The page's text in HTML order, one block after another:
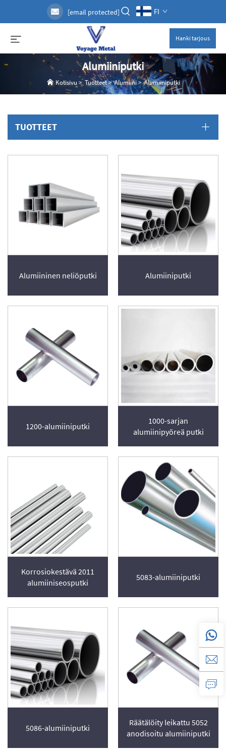
[email protected] FI
Hanki tarjous
Alumiiniputki
Kotisivu >Tuotteet>Alumiini>Alumiiniputki
TUOTTEET
Alumiininen neliöputki Alumiiniputki
1200-alumiiniputki
1000-sarjan
alumiinipyöreä putki
Korrosiokestävä 2011
alumiiniseosputki
5083-alumiiniputki
5086-alumiiniputki
Räätälöity leikattu 5052
anodisoitu alumiiniputki